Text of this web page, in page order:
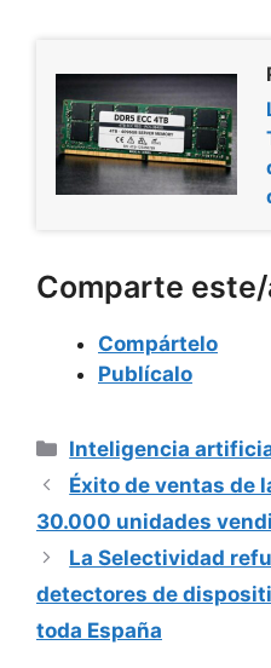
Comparte
Compártelo
Publícalo
Categorías
Inteligencia
Éxito de ventas de
30.000 unidades
La Selectividad
detectores de
toda España